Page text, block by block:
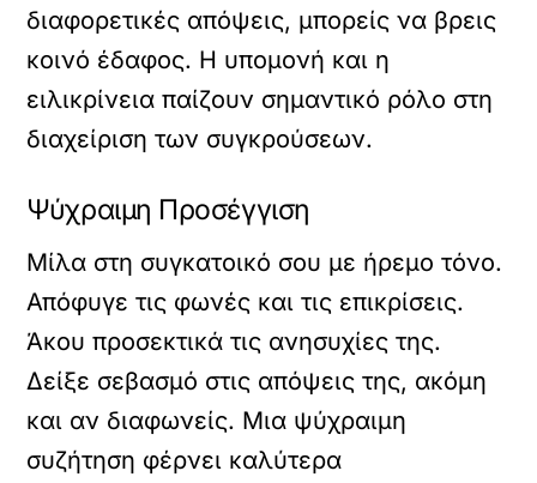
διαφορετικές απόψεις, μπορείς να βρεις
κοινό έδαφος. Η υπομονή και η
ειλικρίνεια παίζουν σημαντικό ρόλο στη
διαχείριση των συγκρούσεων.
Ψύχραιμη Προσέγγιση
Μίλα στη συγκατοικό σου με ήρεμο τόνο.
Απόφυγε τις φωνές και τις επικρίσεις.
Άκου προσεκτικά τις ανησυχίες της.
Δείξε σεβασμό στις απόψεις της, ακόμη
και αν διαφωνείς. Μια ψύχραιμη
συζήτηση φέρνει καλύτερα